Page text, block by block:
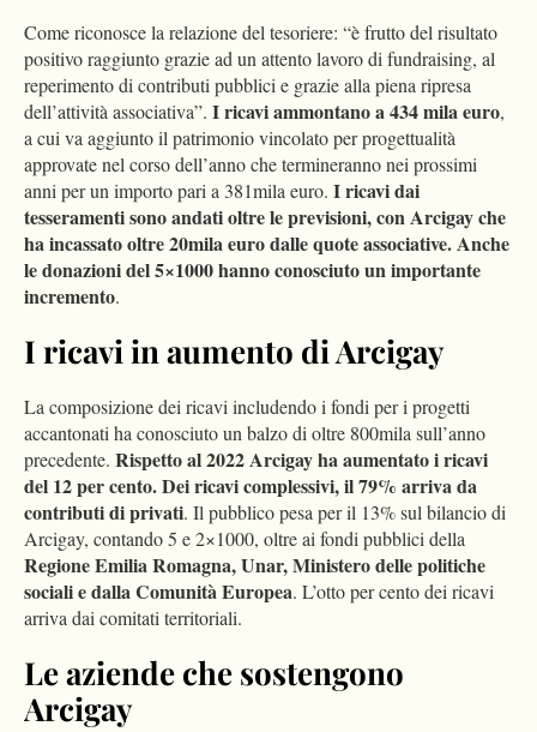
Come riconosce la relazione del tesoriere: “è frutto del risultato
positivo raggiunto grazie ad un attento lavoro di fundraising, al
reperimento di contributi pubblici e grazie alla piena ripresa
dell’attività associativa”. I ricavi ammontano a 434 mila euro,
a cui va aggiunto il patrimonio vincolato per progettualità
approvate nel corso dell’anno che termineranno nei prossimi
anni per un importo pari a 381mila euro. I ricavi dai
tesseramenti sono andati oltre le previsioni, con Arcigay che
ha incassato oltre 20mila euro dalle quote associative. Anche
le donazioni del 5×1000 hanno conosciuto un importante
incremento.
I ricavi in aumento di Arcigay
La composizione dei ricavi includendo i fondi per i progetti
accantonati ha conosciuto un balzo di oltre 800mila sull’anno
precedente. Rispetto al 2022 Arcigay ha aumentato i ricavi
del 12 per cento. Dei ricavi complessivi, il 79% arriva da
contributi di privati. Il pubblico pesa per il 13% sul bilancio di
Arcigay, contando 5 e 2×1000, oltre ai fondi pubblici della
Regione Emilia Romagna, Unar, Ministero delle politiche
sociali e dalla Comunità Europea. L’otto per cento dei ricavi
arriva dai comitati territoriali.
Le aziende che sostengono
Arcigay